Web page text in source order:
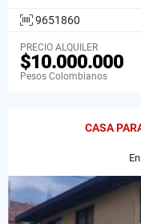
9651860
PRECIO ALQUILER
$10.000.000
Pesos Colombianos
CASA